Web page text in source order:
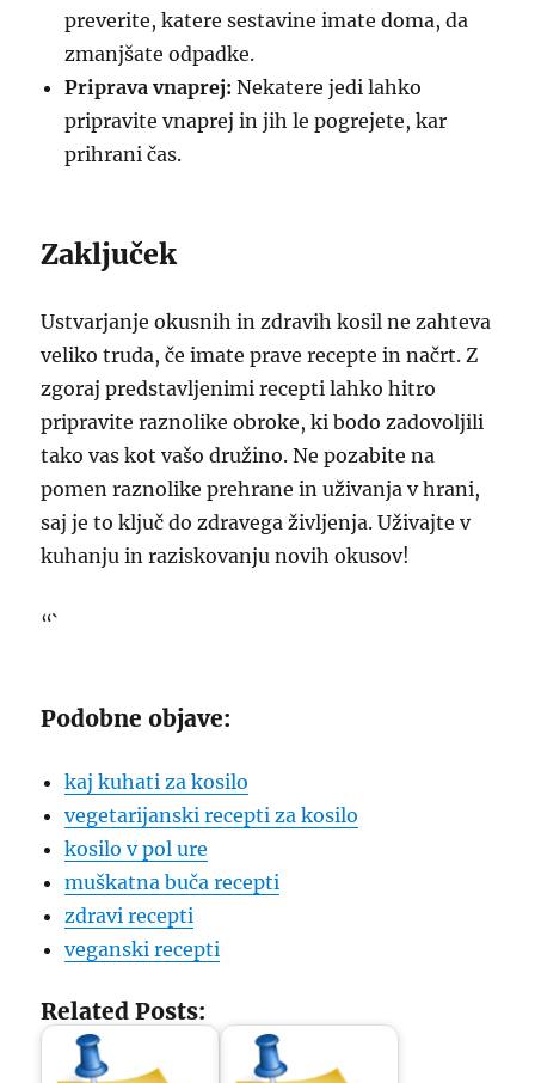
preverite, katere sestavine imate doma, da
zmanjšate odpadke.
Priprava vnaprej: Nekatere jedi lahko
pripravite vnaprej in jih le pogrejete, kar
prihrani čas.
Zaključek
Ustvarjanje okusnih in zdravih kosil ne zahteva
veliko truda, če imate prave recepte in načrt. Z
zgoraj predstavljenimi recepti lahko hitro
pripravite raznolike obroke, ki bodo zadovoljili
tako vas kot vašo družino. Ne pozabite na
pomen raznolike prehrane in uživanja v hrani,
saj je to ključ do zdravega življenja. Uživajte v
kuhanju in raziskovanju novih okusov!
“`
Podobne objave:
kaj kuhati za kosilo
vegetarijanski recepti za kosilo
kosilo v pol ure
muškatna buča recepti
zdravi recepti
veganski recepti
Related Posts: